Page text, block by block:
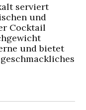
serviert
und
Cocktail
und bietet